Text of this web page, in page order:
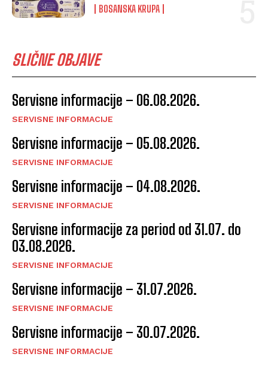
BOSANSKA KRUPA
SLIČNE OBJAVE
Servisne informacije – 06.08.2026.
SERVISNE INFORMACIJE
Servisne informacije – 05.08.2026.
SERVISNE INFORMACIJE
Servisne informacije – 04.08.2026.
SERVISNE INFORMACIJE
Servisne informacije za period od 31.07. do
03.08.2026.
SERVISNE INFORMACIJE
Servisne informacije – 31.07.2026.
SERVISNE INFORMACIJE
Servisne informacije – 30.07.2026.
SERVISNE INFORMACIJE